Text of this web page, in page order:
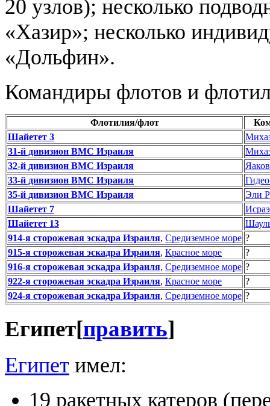
20 узлов); несколько
«Хазир»; несколько
«Дольфин».
Командиры флотов и
Флотилия/флот
Шайетет 3
31-й дивизион ВМС Израиля
32-й дивизион ВМС Израиля
33-й дивизион ВМС Израиля
35-й дивизион ВМС Израиля
Эли
Шайетет 7
Шайетет 13
914-я сторожевая эскадра Израиля, Средиземное море ?
915-я сторожевая эскадра Израиля, Красное море
?
916-я сторожевая эскадра Израиля, Средиземное море ?
922-я сторожевая эскадра Израиля, Красное море
?
924-я сторожевая эскадра Израиля, Средиземное море ?
Египет[править]
Египет имел:
19 ракетных катеров